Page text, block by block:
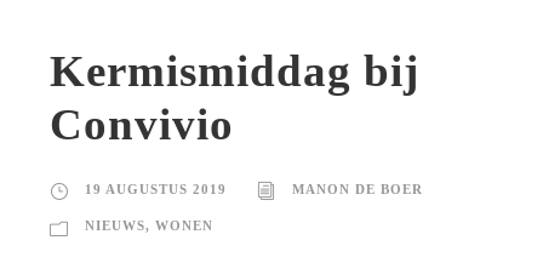
Kermismiddag bij
Convivio
19 AUGUSTUS 2019 MANON DE BOER
NIEUWS, WONEN